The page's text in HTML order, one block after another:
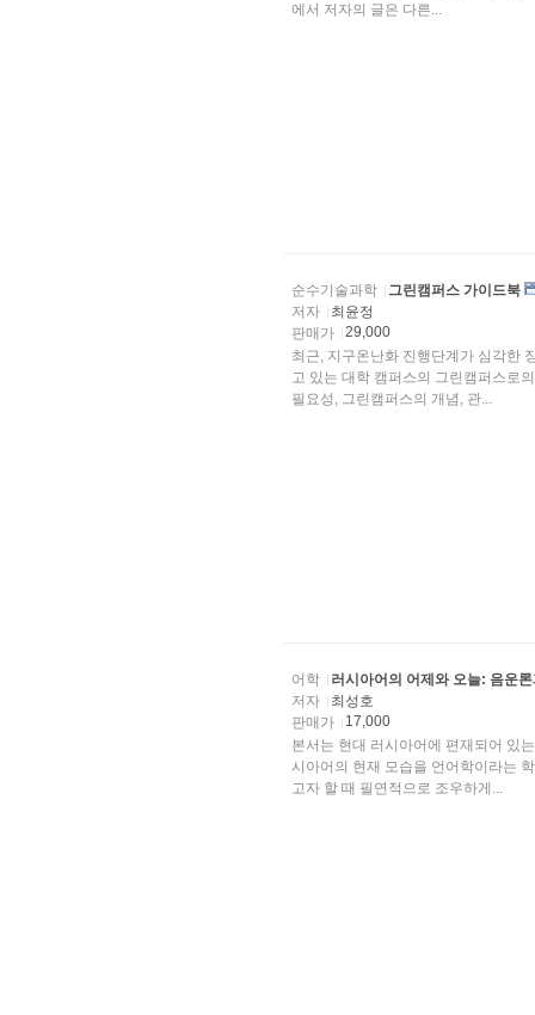
에서 저자의 글은 다른...
순수기술과학
그린캠퍼스 가이드북
저자
최윤정
판매가
29,000
최근, 지구온난화 진행단계가 심각한
고 있는 대학 캠퍼스의 그린캠퍼스로
필요성, 그린캠퍼스의 개념, 관...
어학
러시아어의 어제와 오늘: 음운
저자
최성호
판매가
17,000
본서는 현대 러시아어에 편재되어 있
시아어의 현재 모습을 언어학이라는
고자 할 때 필연적으로 조우하게...